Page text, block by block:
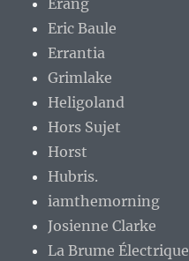
Erang
Eric Baule
Errantia
Grimlake
Heligoland
Hors Sujet
Horst
Hubris.
iamthemorning
Josienne Clarke
La Brume Électrique